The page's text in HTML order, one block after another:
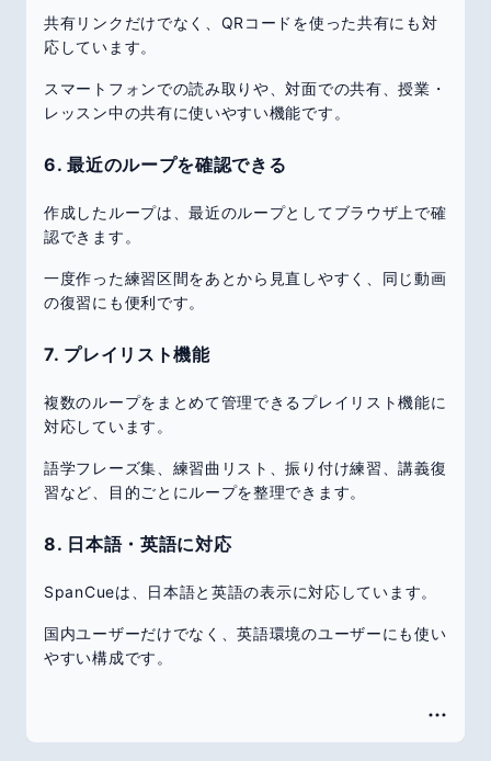
共有リンクだけでなく、QRコードを使った共有にも対
応しています。
スマートフォンでの読み取りや、対面での共有、授業・
レッスン中の共有に使いやすい機能です。
6. 最近のループを確認できる
作成したループは、最近のループとしてブラウザ上で確
認できます。
一度作った練習区間をあとから見直しやすく、同じ動画
の復習にも便利です。
7. プレイリスト機能
複数のループをまとめて管理できるプレイリスト機能に
対応しています。
語学フレーズ集、練習曲リスト、振り付け練習、講義復
習など、目的ごとにループを整理できます。
8. 日本語・英語に対応
SpanCueは、日本語と英語の表示に対応しています。
国内ユーザーだけでなく、英語環境のユーザーにも使い
やすい構成です。